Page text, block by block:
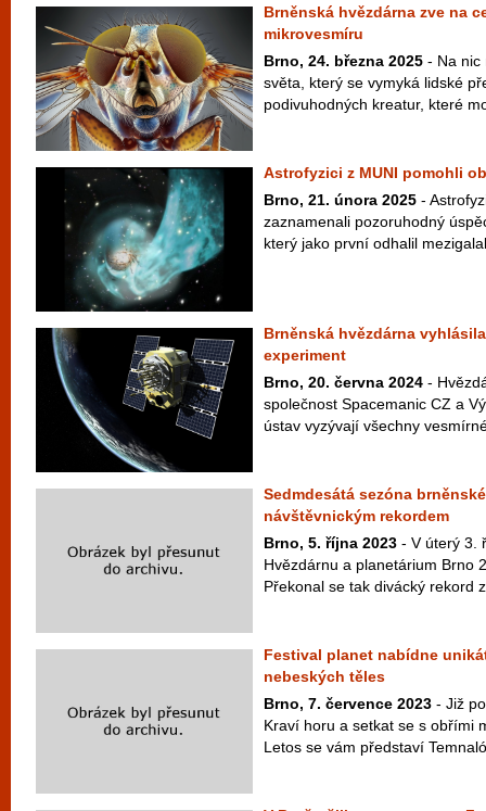
Brněnská hvězdárna zve na
mikrovesmíru
Brno, 24. března 2025 - Na nic
světa, který se vymyká lidské
podivuhodných kreatur, které
Astrofyzici z MUNI pomohli
Brno, 21. února 2025 -
zaznamenali pozoruhodný
který jako první odhalil
Brněnská hvězdárna
experiment
Brno, 20. června 2024 -
společnost Spacemanic CZ a
ústav vyzývají všechny
Sedmdesátá sezóna
návštěvnickým rekordem
Brno, 5. října 2023 - V úterý 3.
Hvězdárnu a planetárium Brno
Překonal se tak divácký rekord
Festival planet nabídne
nebeských těles
Brno, 7. července 2023 - Již
Kraví horu a setkat se s obřími
Letos se vám představí